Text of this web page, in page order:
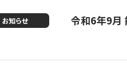
お知らせ 令和6年9月